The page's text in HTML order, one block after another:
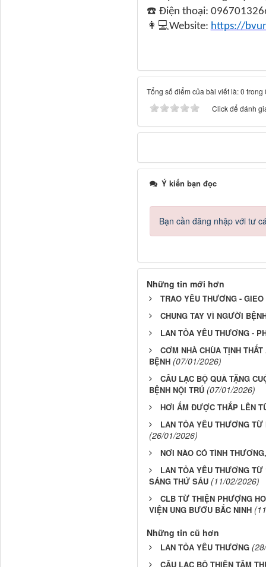
☎️ Điện thoại:
👩💻 Website: https://
Tổng số điểm của bài viết là: 0 trong
Click để đánh
Ý kiến bạn đọc
Bạn cần đăng nhập với tư
Những tin mới hơn
TRAO YÊU THƯƠNG - GIEO
CHUNG TAY VÌ NGƯỜI
LAN TỎA YÊU THƯƠNG -
CƠM NHÀ CHÙA TỊNH
BỆNH (07/01/2026)
CÂU LẠC BỘ QUÀ TẶNG
BỆNH NỘI TRÚ (07/01/2026)
HƠI ẤM ĐƯỢC THẮP LÊN
LAN TỎA YÊU THƯƠNG TỪ
(26/01/2026)
NƠI NÀO CÓ TÌNH
LAN TỎA YÊU THƯƠNG TỪ
SÁNG THỨ SÁU (11/02/2026)
CLB TỪ THIỆN PHƯỢNG
VIỆN UNG BƯỚU BẮC NINH
Những tin cũ hơn
LAN TỎA YÊU THƯƠNG
CÂU LẠC BỘ THIỆN TÂM